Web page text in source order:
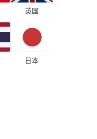
英国
日本